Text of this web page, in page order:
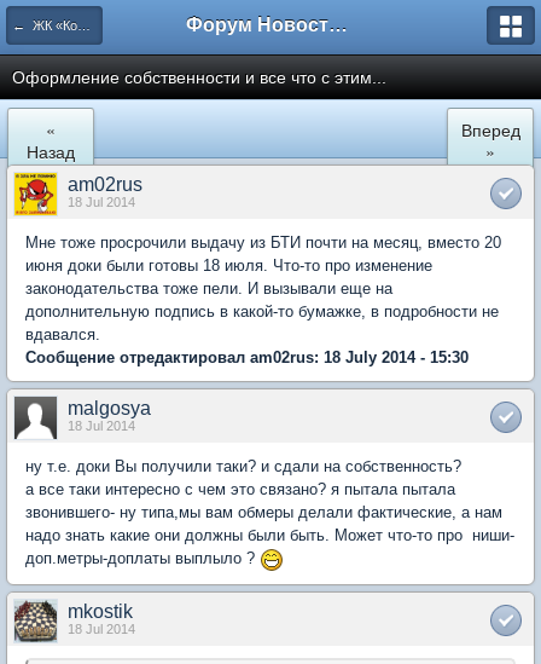
← ЖК «Комфортный КВАРТАЛ» Форум Новостройки
Оформление собственности и все что с этим...
«
Назад
Вперед
»
am02rus
18 Jul 2014
Мне тоже просрочили выдачу из БТИ почти на месяц, вместо 20
июня доки были готовы 18 июля. Что-то про изменение
законодательства тоже пели. И вызывали еще на
дополнительную подпись в какой-то бумажке, в подробности не
вдавался.
Сообщение отредактировал am02rus: 18 July 2014 - 15:30
malgosya
18 Jul 2014
ну т.е. доки Вы получили таки? и сдали на собственность?
а все таки интересно с чем это связано? я пытала пытала
звонившего- ну типа,мы вам обмеры делали фактические, а нам
надо знать какие они должны были быть. Может что-то про ниши-
доп.метры-доплаты выплыло ?
mkostik
18 Jul 2014